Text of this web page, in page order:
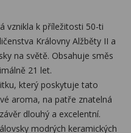
vznikla k příležitosti 50-ti
Královny Alžběty II a
na světě. Obsahuje směs
21 let.
který poskytuje tato
aroma, na patře znatelná
dlouhý a excelentní.
modrých keramických